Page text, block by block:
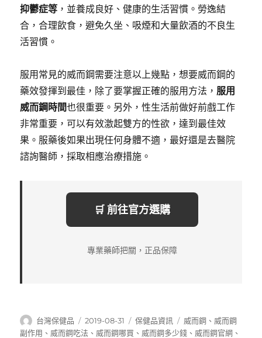
抑鬱症等 ，並養成良好、健康的生活習慣。勞逸結
合，合理飲食，避免久坐、吸煙和大量飲酒的不良生
活習慣。
服用常見的威而鋼需要注意以上幾點，想要威而鋼的
藥效發揮到最佳，除了要掌握正確的服用方法， 服用
威而鋼時間也很重要。另外，性生活前做好前戲工作
非常重要，可以有效激起雙方的性欲，達到最佳效
果。服藥後如果出現任何身體不適，最好還是去醫院
諮詢醫師，採取相應治療措施。
🛒 前往官方選購
專業藥師把關，正品保障
作
者
台灣保健品
發
佈
2019-08-31
分
類
保健品資訊
標
籤
威而鋼 、 威而鋼
副作用 、 威而鋼吃法 、 威而鋼哪買 、 威而鋼多少錢 、 威而鋼官網 、